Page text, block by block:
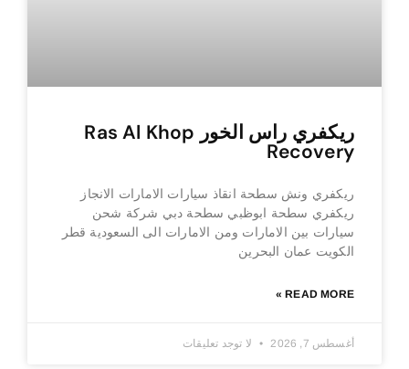
ريكفري راس الخور Ras Al Khop
Recovery
ريكفري ونش سطحة انقاذ سيارات الامارات الانجاز
ريكفري سطحة ابوظبي سطحة دبي شركة شحن
سيارات بين الامارات ومن الامارات الى السعودية قطر
الكويت عمان البحرين
READ MORE »
أغسطس 7, 2026 لا توجد تعليقات